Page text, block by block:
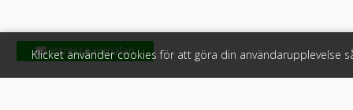
Klicket använder cookies för att göra din